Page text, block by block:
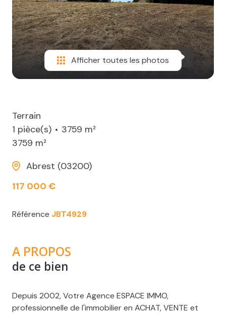
Afficher toutes les photos
Terrain
1 pièce(s)
3759 m²
3759 m²
Abrest (03200)
117 000 €
Référence JBT4929
A PROPOS
de ce bien
Depuis 2002, Votre Agence ESPACE IMMO,
professionnelle de l'immobilier en ACHAT, VENTE et